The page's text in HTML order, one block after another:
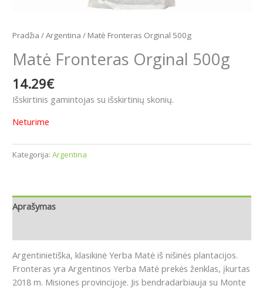
Pradžia /Argentina / Matė Fronteras Orginal 500g
Matė Fronteras Orginal 500g
14.29€
Išskirtinis gamintojas su išskirtinių skonių.
Neturime
Kategorija: Argentina
Aprašymas
Argentinietiška, klasikinė Yerba Matė iš nišinės plantacijos.
Fronteras yra Argentinos Yerba Matė prekės ženklas, įkurtas
2018 m. Misiones provincijoje. Jis bendradarbiauja su Monte